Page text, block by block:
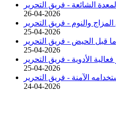
الشائعة - فريق التحرير
26-04-2026
والنوم - فريق التحرير
25-04-2026
قبل الحيض - فريق التحرير
25-04-2026
الأدوية - فريق التحرير
25-04-2026
الآمنة - فريق التحرير
24-04-2026